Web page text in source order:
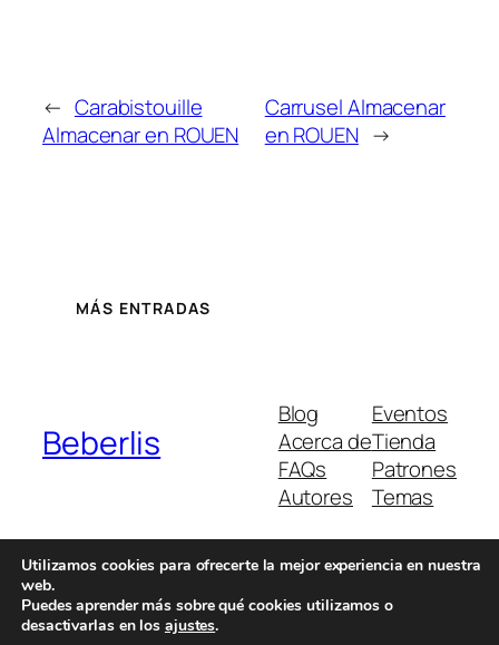
← Carabistouille
Almacenar en ROUEN
CarruselAlmacenar
en ROUEN →
MÁS ENTRADAS
Beberlis
Blog
Acerca de
FAQs
Autores
Eventos
Tienda
Patrones
Temas
Twenty Twenty-Five Diseñado con WordPress
Utilizamos cookies para ofrecerte la mejor experiencia en nuestra
web.
Puedes aprender más sobre qué cookies utilizamos o
desactivarlas en los ajustes.